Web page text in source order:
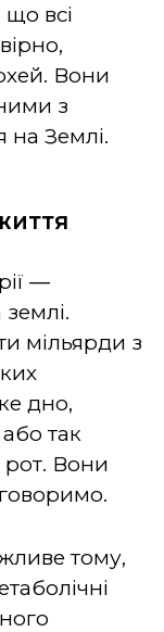
всі
Вони
з
на Землі.
―
мільярди з
дно,
так
рот. Вони
тому,